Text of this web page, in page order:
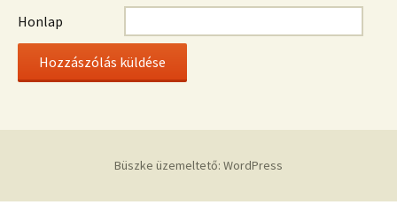
Honlap
Büszke üzemeltető: WordPress